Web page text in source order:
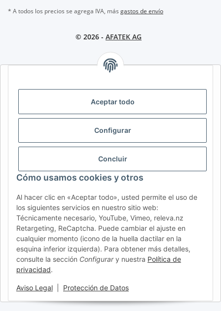
Aceptar todo
Configurar
Concluir
Cómo usamos cookies y otros
Al hacer clic en «Aceptar todo», usted permite el uso de
los siguientes servicios en nuestro sitio web:
Técnicamente necesario, YouTube, Vimeo, releva.nz
Retargeting, ReCaptcha. Puede cambiar el ajuste en
cualquier momento (icono de la huella dactilar en la
esquina inferior izquierda). Para obtener más detalles,
consulte la sección Configurary nuestra Política de
privacidad.
Aviso Legal Protección de Datos
* A todos los precios se agrega IVA, más gastos de envío
© 2026 - AFATEK AG
SELECT REGION & LANGUAGE | CHOISIR LA RÉGION ET LA
DE AT CH (DE) CH (FR)
BE (NL)
CZ
RO HR
AFATEK México| Su experto en refacciones para remolques
y vehículos comerciales
Contacto y soporte: moc.ketafa@ofni
Envío directo desde nuestro centro logístico en Alemania.
Nota: Pueden aplicarse impuestos de importación locales.